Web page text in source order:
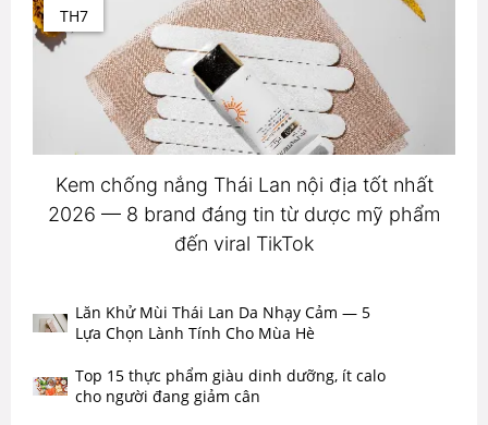
TH7
Kem chống nắng Thái Lan nội địa tốt nhất
2026 — 8 brand đáng tin từ dược mỹ phẩm
đến viral TikTok
Lăn Khử Mùi Thái Lan Da Nhạy Cảm — 5
Lựa Chọn Lành Tính Cho Mùa Hè
Top 15 thực phẩm giàu dinh dưỡng, ít calo
cho người đang giảm cân